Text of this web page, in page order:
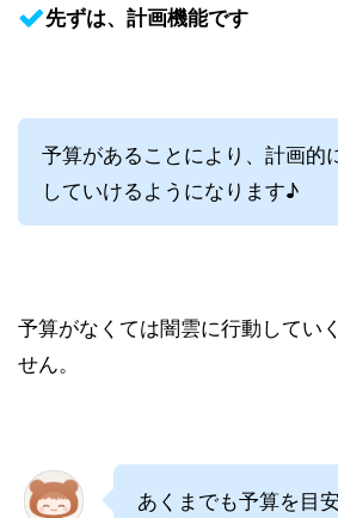
先ずは、計画機能です
予算があることにより、計画的
していけるようになります♪
予算がなくては闇雲に行動してい
せん。
あくまでも予算を目